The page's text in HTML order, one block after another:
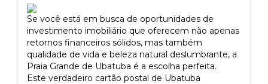
Se você está em busca de oportunidades de
investimento imobiliário que oferecem não apenas
retornos financeiros sólidos, mas também
qualidade de vida e beleza natural deslumbrante, a
Praia Grande de Ubatuba é a escolha perfeita.
Este verdadeiro cartão postal de Ubatuba